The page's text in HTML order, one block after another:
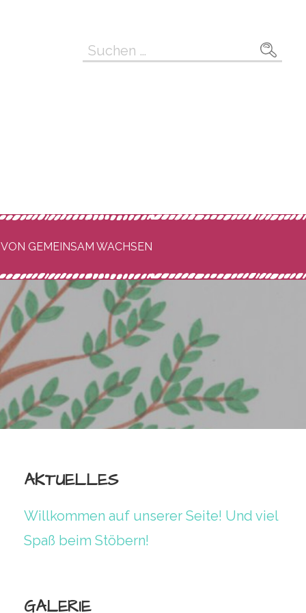
Suche
GEMEINSAM WACHSEN
AKTUELLES
Willkommen auf unserer Seite! Und viel
Spaß beim Stöbern!
GALERIE